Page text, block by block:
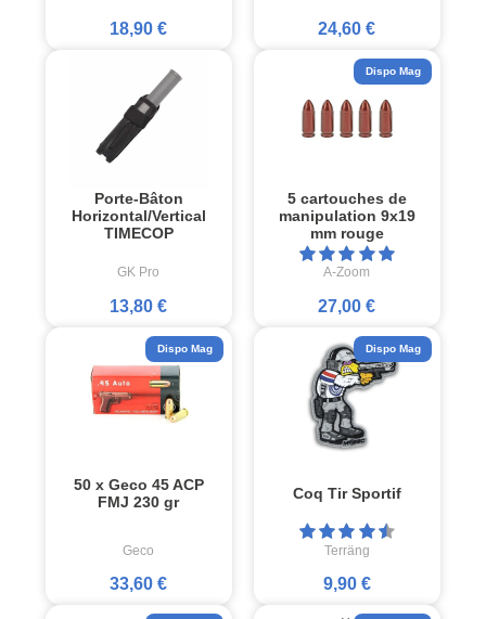
18,90 € 24,60 €
Porte-Bâton
Horizontal/Vertical
TIMECOP
GK Pro
13,80 €
5 cartouches de
manipulation 9x19
mm rouge
A-Zoom
27,00 €
Dispo Mag
50 x Geco 45 ACP
FMJ 230 gr
Geco
33,60 €
Dispo Mag
Coq Tir Sportif
Terräng
9,90 €
Dispo Mag